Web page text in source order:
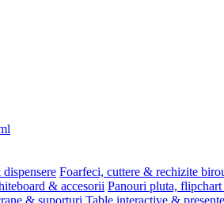
Foarfeci, cuttere & rechizite
& accesorii Panouri pluta,
& suporturi Table interactive &